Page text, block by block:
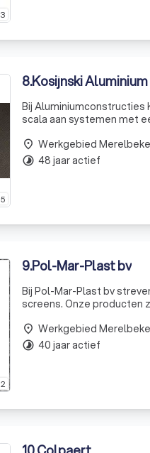
3
5
8.Kosijnski
Bij Aluminiumconstructies
scala aan systemen met
place Werkgebied
timelapse 48 jaar actief
2
9.Pol-Mar-Plast bv
Bij Pol-Mar-Plast bv
screens. Onze producten
place Werkgebied
timelapse 40 jaar actief